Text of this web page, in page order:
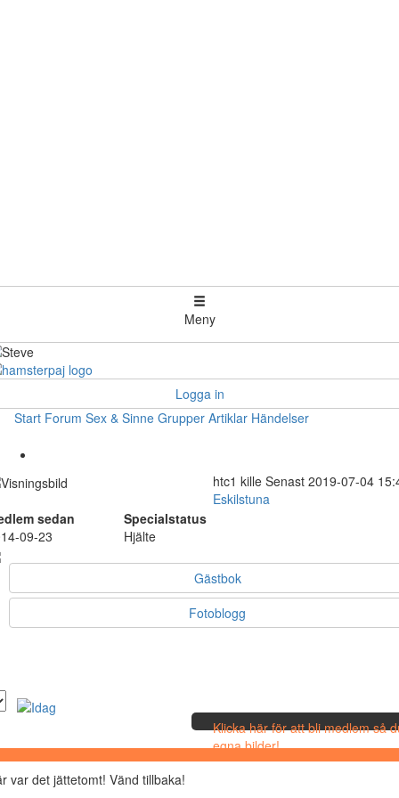
Meny
Logga in
Start Forum Sex & Sinne Grupper Artiklar Händelser
htc1 kille Senast 2019-07-04
Eskilstuna
sedan
Specialstatus
09-23
Hjälte
Gästbok
Fotoblogg
Klicka här för att bli medlem så
egna bilder!
var det jättetomt! Vänd tillbaka!